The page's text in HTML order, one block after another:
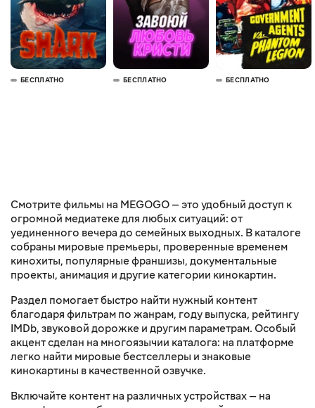
БЕСПЛАТНО БЕСПЛАТНО БЕСПЛАТНО
Смотрите фильмы на MEGOGO — это удобный доступ к
огромной медиатеке для любых ситуаций: от
уединенного вечера до семейных выходных. В каталоге
собраны мировые премьеры, проверенные временем
кинохиты, популярные франшизы, документальные
проекты, анимация и другие категории кинокартин.
Раздел помогает быстро найти нужный контент
благодаря фильтрам по жанрам, году выпуска, рейтингу
IMDb, звуковой дорожке и другим параметрам. Особый
акцент сделан на многоязычии каталога: на платформе
легко найти мировые бестселлеры и знаковые
кинокартины в качественной озвучке.
Включайте контент на различных устройствах — на